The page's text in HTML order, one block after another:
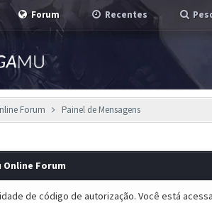
Forum Recentes
Forum Painel de Mensagens
Online Forum
de código de autorização. Você está